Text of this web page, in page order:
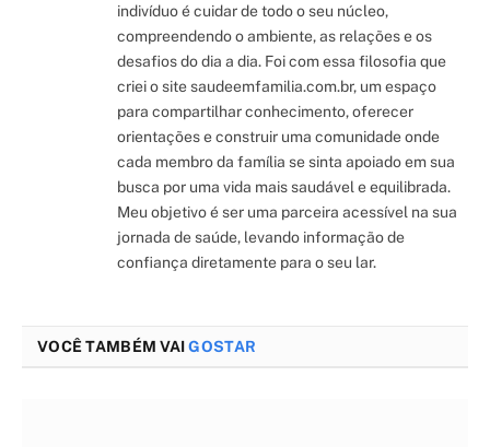
indivíduo é cuidar de todo o seu núcleo,
compreendendo o ambiente, as relações e os
desafios do dia a dia. Foi com essa filosofia que
criei o site saudeemfamilia.com.br, um espaço
para compartilhar conhecimento, oferecer
orientações e construir uma comunidade onde
cada membro da família se sinta apoiado em sua
busca por uma vida mais saudável e equilibrada.
Meu objetivo é ser uma parceira acessível na sua
jornada de saúde, levando informação de
confiança diretamente para o seu lar.
VOCÊ TAMBÉM VAIGOSTAR